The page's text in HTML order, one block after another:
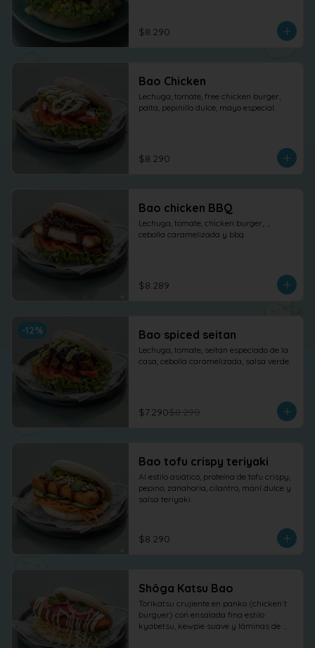
$8.290
Bao Chicken
Lechuga, tomate, free chicken burger,
palta, pepinillo dulce, mayo especial.
$8.290
Bao chicken BBQ
Lechuga, tomate, chicken burger,  ,
cebolla caramelizada y bbq
$8.289
-12% Bao spiced seitan
Lechuga, tomate, seitan especiado de la
casa, cebolla caramelizada, salsa verde.
$7.290$8.290
Bao tofu crispy teriyaki
Al estilo asiático, proteína de tofu crispy,
pepino, zanahoria, cilantro, maní dulce y
salsa teriyaki.
$8.290
Shôga Katsu Bao
Torikatsu crujiente en panko (chicken´t
burguer) con ensalada fina estilo
kyabetsu, kewpie suave y láminas de